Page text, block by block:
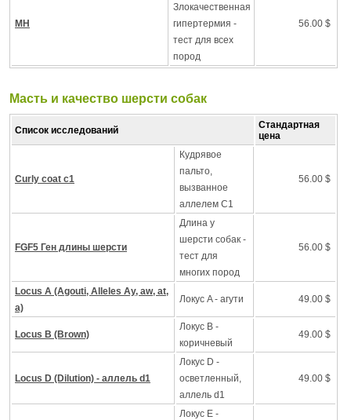
MH
Злокачественная
гипертермия -
тест для всех
пород
56.00 $
Масть и качество шерсти собак
Список исследований
Стандартная
цена
Curly coat c1
Кудрявое
пальто,
вызванное
аллелем C1
56.00 $
FGF5 Ген длины шерсти
Длина у
шерсти собак -
тест для
многих пород
56.00 $
Locus A (Agouti, Alleles Ay, aw, at,
a)
Локус A - агути 49.00 $
Locus B (Brown)
Локус B -
коричневый
49.00 $
Locus D (Dilution) - аллель d1
Локус D -
осветленный,
аллель d1
49.00 $
Локус Е -